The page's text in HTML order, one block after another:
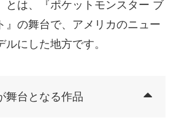
とは、『ポケットモンスター ブ
』の舞台で、アメリカのニュー
ルにした地方です。
舞台となる作品